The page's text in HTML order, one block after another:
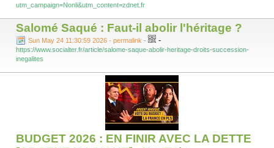
utm_campaign=Nonli&utm_content=zdnet.fr
Salomé Saqué : Faut-il abolir l'héritage ?
Sun May 24 11:30:59 2026 - permalink - -
https://www.socialter.fr/article/salome-saque-abolir-heritage-droits-succession-
inegalites
BUDGET 2026 : EN FINIR AVEC LA DETTE